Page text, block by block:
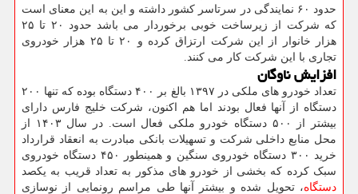
حدود ۶۰ نمایندگی در سرتاسر کشور داشته و این به این معنای است
که شرکت از زیرساخت خوبی برخوردار می باشد حدود ۲۰ تا ۲۵
هزار خانوار از این شرکت ارتزاق کرده و ۲۰ تا ۲۵ هزار خودروی
تجاری با این شرکت کار می کنند.
افزایش ناوگان
تعداد خودرو های ملکی در ۱۳۹۷ بالغ بر ۴۰۰ دستگاه بوده که تنها ۲۰۰
دستگاه از آنها فعال بودند اما هم اکنون، شرکت خلیج فارس دارای
بیشتر از ۵۰۰ دستگاه خودرو ملکی فعال است. در سال ۱۴۰۳ از
محل منابع داخلی شرکت و تسهیلات بانکی مبادرت به انعقاد قرارداد
خرید ۳۰۰ دستگاه خودروی سنگین و همینطور ۴۵۰ دستگاه خودروی
سبک کرده که بخشی از خودرو های مذکور به تعداد قریب به یکصد
دستگاه، تحویل شده و بیشتر آنها طی مراسم رونمایی از نوسازی